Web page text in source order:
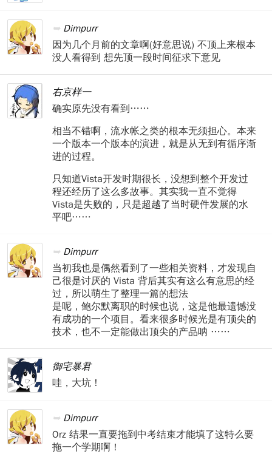
Dimpurr
因为几个月前的文章啊(好意思说) 不顶上来根本
没人看得到 想先顶一段时间征求下意见
右京样一
确实原先没有看到……
相当不错啊，流水帐之类的根本无须担心。本来
一个版本一个版本的演进，就是从无到有循序渐
进的过程。
只知道Vista开发时期很长，没想到整个开发过
程还经历了这么多故事。其实我一直不觉得
Vista是失败的，只是超越了当时硬件发展的水
平吧……
Dimpurr
当初我也是偶然看到了一些相关资料，才发现自
己很是讨厌的 Vista 背后其实有这么有意思的经
过，所以萌生了整理一篇的想法
是呢，鲍尔默离职的时候也说，这是他最遗憾没
有成功的一个项目。看来很多时候光是有顶尖的
技术，也不一定能做出顶尖的产品呐 ……
御宅暴君
哇，大坑！
Dimpurr
Orz 结果一直要拖到中考结束才能填了这特么要
拖一个学期啊！